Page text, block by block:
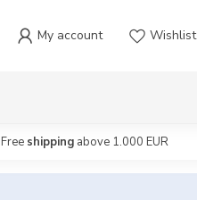
My account Wishlist
Free shipping above 1.000 EUR